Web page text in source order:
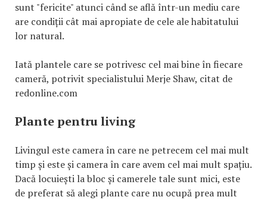
sunt "fericite" atunci când se află într-un mediu care
are condiții cât mai apropiate de cele ale habitatului
lor natural.
Iată plantele care se potrivesc cel mai bine în fiecare
cameră, potrivit specialistului Merje Shaw, citat de
redonline.com
Plante pentru living
Livingul este camera în care ne petrecem cel mai mult
timp și este și camera în care avem cel mai mult spațiu.
Dacă locuiești la bloc și camerele tale sunt mici, este
de preferat să alegi plante care nu ocupă prea mult